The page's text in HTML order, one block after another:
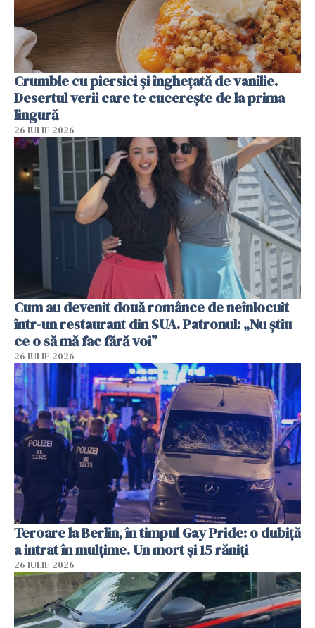
Crumble cu piersici și înghețată de vanilie.
Desertul verii care te cucerește de la prima
lingură
26 IULIE 2026
Cum au devenit două românce de neînlocuit
într-un restaurant din SUA. Patronul: „Nu știu
ce o să mă fac fără voi”
26 IULIE 2026
Teroare la Berlin, în timpul Gay Pride: o dubiță
a intrat în mulțime. Un mort și 15 răniți
26 IULIE 2026